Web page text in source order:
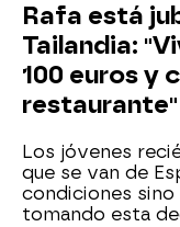
Rafa está
Tailandia:
100 euros y
restaurante"
Los jóvenes
que se van de
condiciones sino
tomando esta